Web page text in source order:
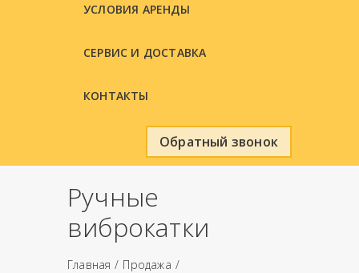
УСЛОВИЯ АРЕНДЫ
СЕРВИС И ДОСТАВКА
КОНТАКТЫ
Обратный звонок
Ручные
виброкатки
Главная
Продажа